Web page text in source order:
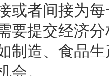
或者间接为
要提交经济
制造、食品
。